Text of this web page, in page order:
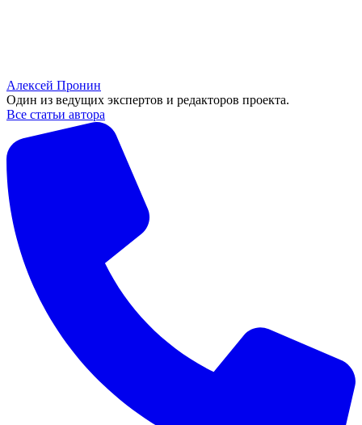
Алексей Пронин
Один из ведущих экспертов и редакторов проекта.
Все статьи автора